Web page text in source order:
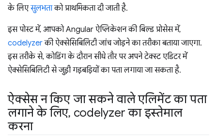
के लिएसुलभताको प्राथमिकता दी जाती है.
इस पोस्ट में, आपको Angular ऐप्लिकेशन की बिल्ड प्रोसेस में,
codelyzerकी ऐक्सेसिबिलिटी जांच जोड़ने का तरीका बताया जाएगा.
इस तरीके से, कोडिंग के दौरान सीधे तौर पर अपने टेक्स्ट एडिटर में
ऐक्सेसिबिलिटी से जुड़ी गड़बड़ियों का पता लगाया जा सकता है.
ऐक्सेस न किए जा सकने वाले एलिमेंट का पता
लगाने के लिए, codelyzer का इस्तेमाल
करना